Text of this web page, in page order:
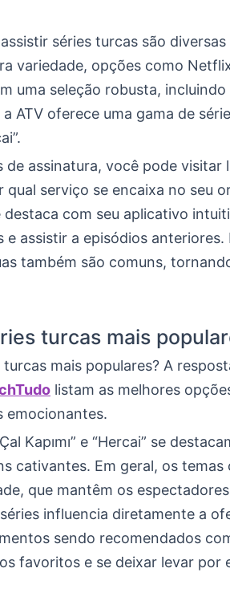
séries turcas são diversas
variedade, opções como
uma seleção robusta,
ATV oferece uma gama de
de assinatura, você pode visitar
qual serviço se encaixa no seu
destaca com seu aplicativo
assistir a episódios anteriores.
também são comuns,
turcas mais
mais populares? A
listam as melhores
emocionantes.
Kapımı” e “Hercai” se
cativantes. Em geral, os temas
que mantêm os
influencia diretamente a
sendo recomendados
favoritos e se deixar levar por